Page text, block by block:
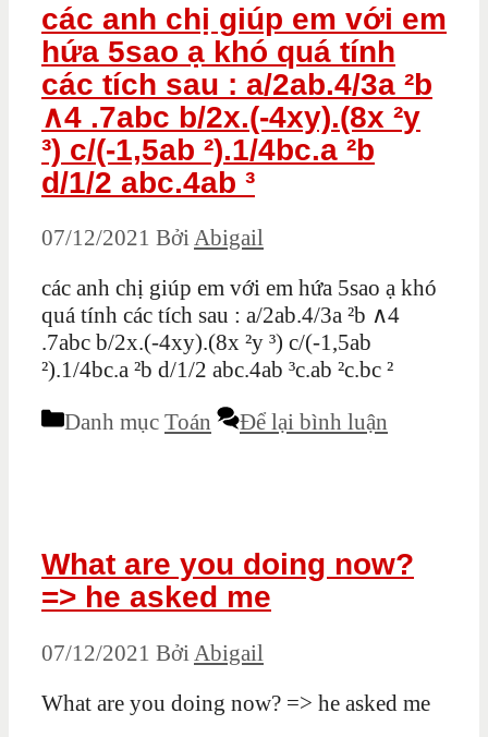
các anh chị giúp em với em
hứa 5sao ạ khó quá tính
các tích sau : a/2ab.4/3a ²b
∧4 .7abc b/2x.(-4xy).(8x ²y
³) c/(-1,5ab ²).1/4bc.a ²b
d/1/2 abc.4ab ³
07/12/2021 BởiAbigail
các anh chị giúp em với em hứa 5sao ạ khó
quá tính các tích sau : a/2ab.4/3a ²b ∧4
.7abc b/2x.(-4xy).(8x ²y ³) c/(-1,5ab
²).1/4bc.a ²b d/1/2 abc.4ab ³c.ab ²c.bc ²
Danh mục Toán Để lại bình luận
What are you doing now?
=> he asked me
07/12/2021 Bởi Abigail
What are you doing now? => he asked me